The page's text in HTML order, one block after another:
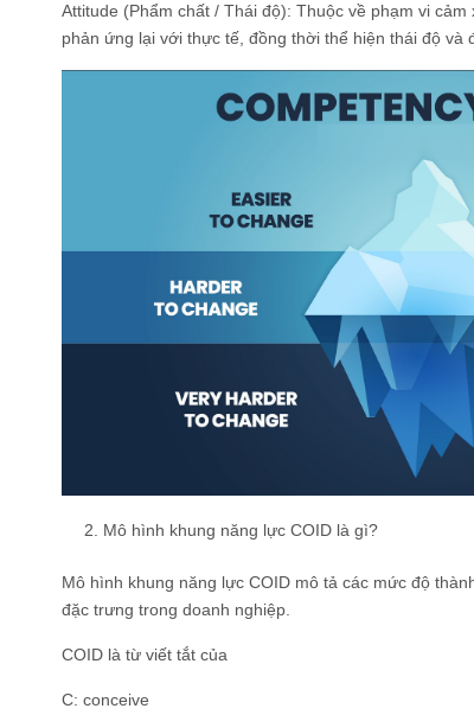
Attitude (Phẩm chất / Thái độ): Thuộc về phạm vi
phản ứng lại với thực tế, đồng thời thể hiện thái độ và
Mô hình khung năng lực COID là gì?
Mô hình khung năng lực COID mô tả các mức độ
đặc trưng trong doanh nghiệp.
COID là từ viết tắt của
C: conceive